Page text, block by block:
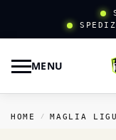
MENU
HOME / MAGLIA